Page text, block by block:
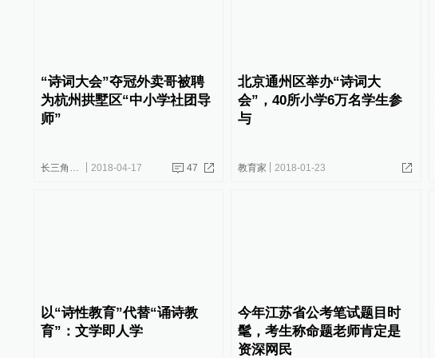
“诗词大会”夺冠外卖哥被聘
为杭州拱墅区“中小学社团导
师”
长三角政商 2018-04-17 47
北京通州区举办“诗词大
会”，40所小学6万名学生参
与
教育家 2018-01-23
以“诗性教育”代替“诵诗教
育”：文学即人学
今年江苏省公考笔试题目时
髦，考生称命题老师肯定是
资深网民